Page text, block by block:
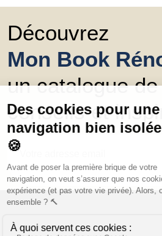
Découvrez
Mon Book
un catalogue de
conseils et